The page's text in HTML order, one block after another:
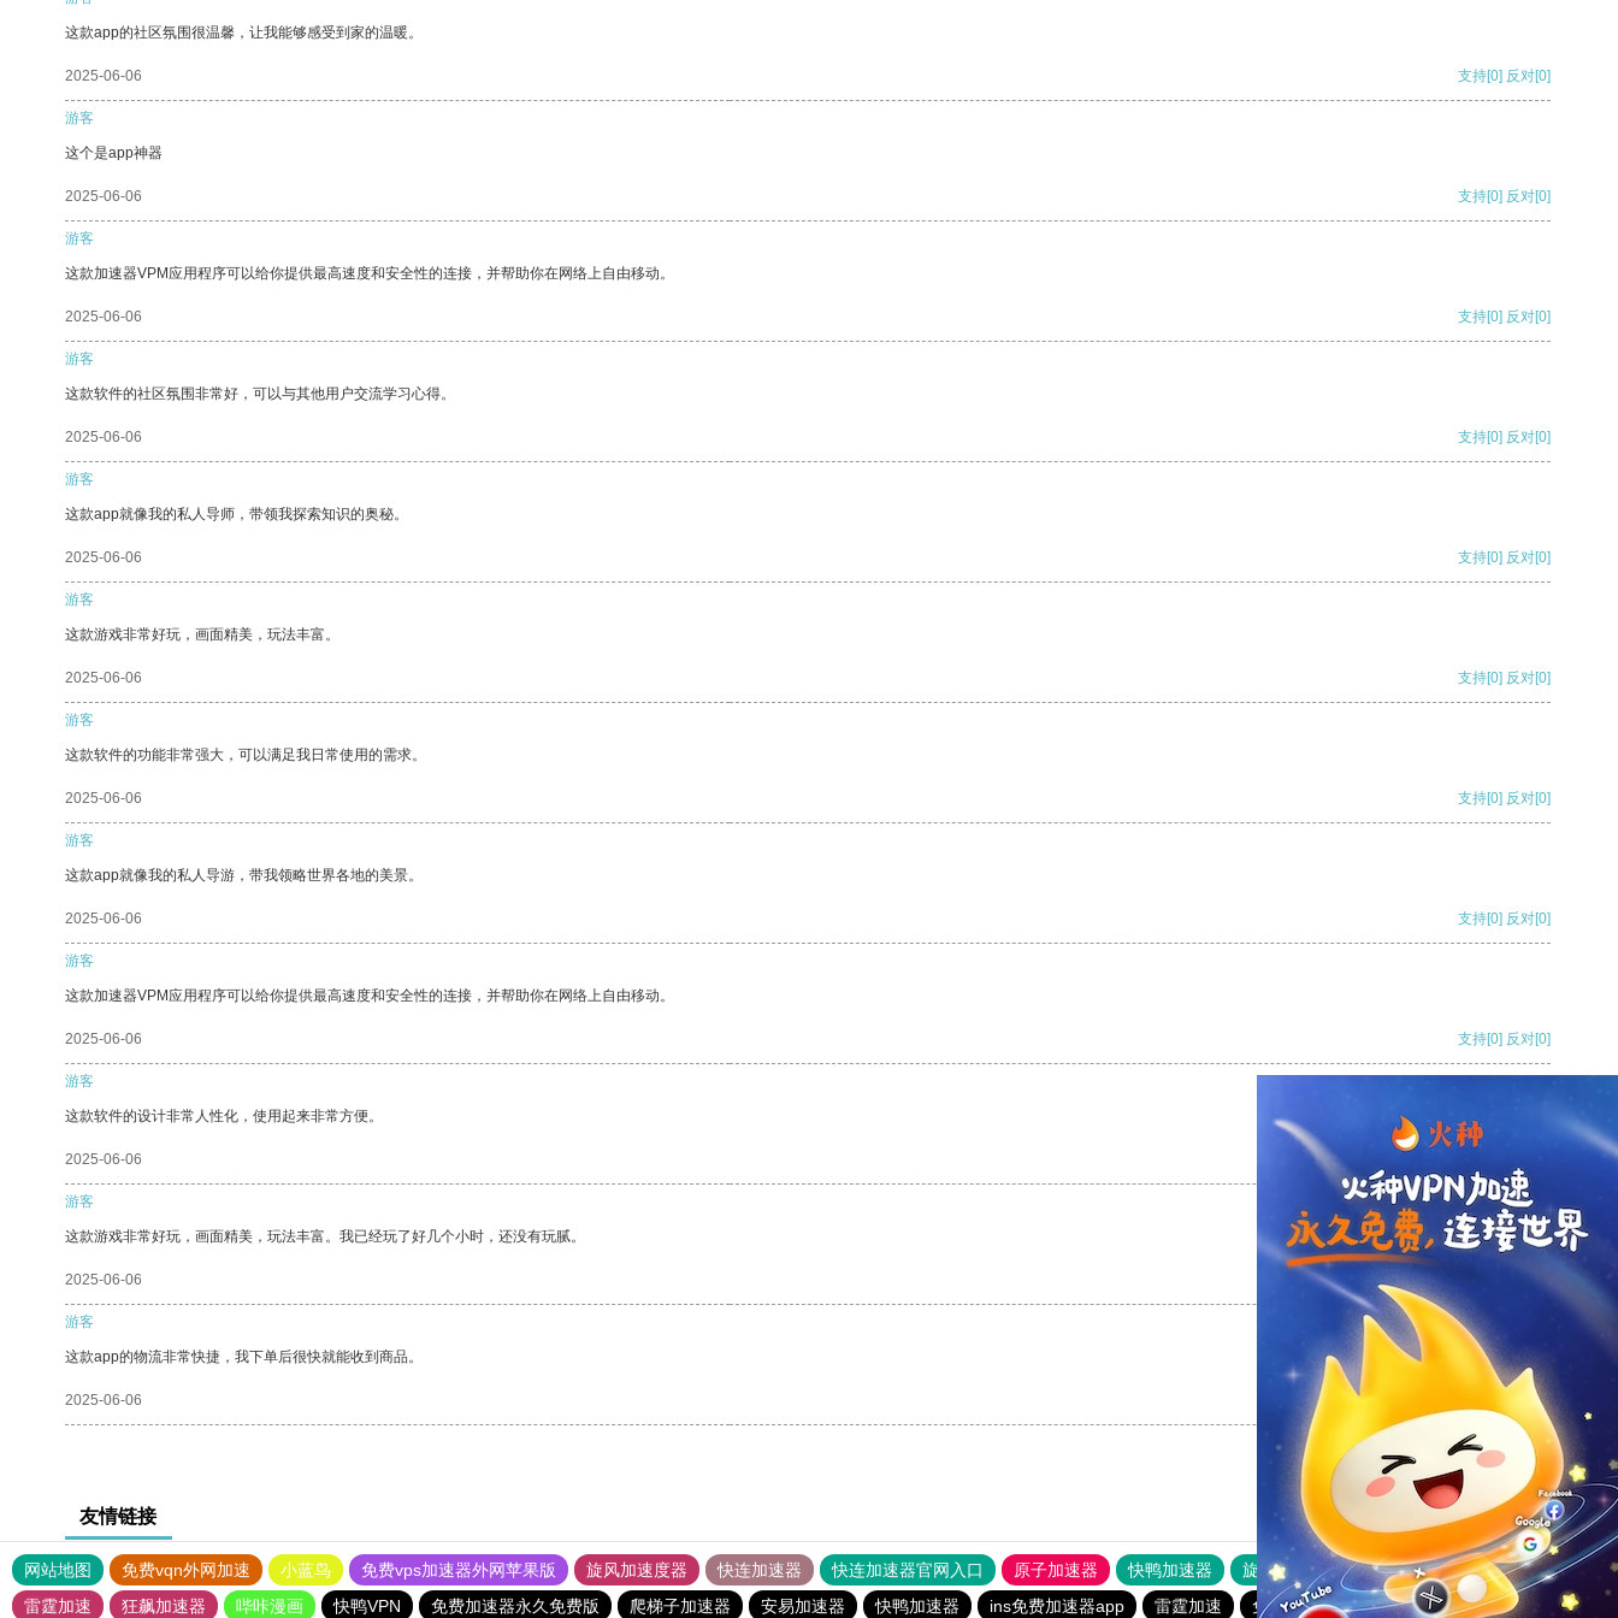
这款app的社区氛围很温馨，让我能够感受到家的温暖。
2025-06-06 支持[0] 反对[0]
游客
这个是app神器
2025-06-06 支持[0] 反对[0]
游客
这款加速器VPM应用程序可以给你提供最高速度和安全性的连接，并帮助你在网络上自由移动。
2025-06-06 支持[0] 反对[0]
游客
这款软件的社区氛围非常好，可以与其他用户交流学习心得。
2025-06-06 支持[0] 反对[0]
游客
这款app就像我的私人导师，带领我探索知识的奥秘。
2025-06-06 支持[0] 反对[0]
游客
这款游戏非常好玩，画面精美，玩法丰富。
2025-06-06 支持[0] 反对[0]
游客
这款软件的功能非常强大，可以满足我日常使用的需求。
2025-06-06 支持[0] 反对[0]
游客
这款app就像我的私人导游，带我领略世界各地的美景。
2025-06-06 支持[0] 反对[0]
游客
这款加速器VPM应用程序可以给你提供最高速度和安全性的连接，并帮助你在网络上自由移动。
2025-06-06 支持[0] 反对[0]
游客
这款软件的设计非常人性化，使用起来非常方便。
2025-06-06
游客
这款游戏非常好玩，画面精美，玩法丰富。我已经玩了好几个小时，还没有玩腻。
2025-06-06 反对
游客
这款app的物流非常快捷，我下单后很快就能收到商品。
2025-06-06 反对[0]
友情链接
网站地图 免费vqn外网加速 小蓝鸟 免费vps加速器外网苹果版 旋风加速度器 快连加速器 快连加速器官网入口 原子加速器 快鸭加速器 旋风加速度器 外网网址导航
软件中心
雷霆加速
狂飙加速器 哔咔漫画 快鸭VPN 免费加速器永久免费版 爬梯子加速器 安易加速器 快鸭加速器 ins免费加速器app 雷霆加速 免费的加速器推荐 快鸭加速器